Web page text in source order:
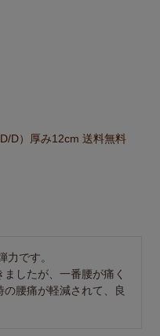
D）厚み12cm 送料無料
力です。
したが、一番腰が痛く
腰痛が軽減されて、良